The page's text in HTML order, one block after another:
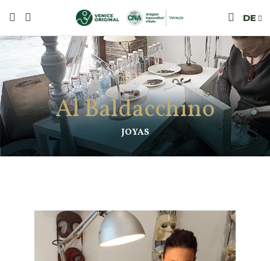
DE
Al Baldacchino
JOYAS